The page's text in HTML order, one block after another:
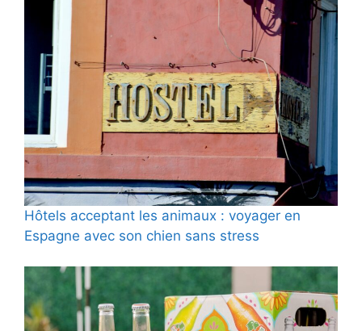
Hôtels acceptant les animaux : voyager en
Espagne avec son chien sans stress